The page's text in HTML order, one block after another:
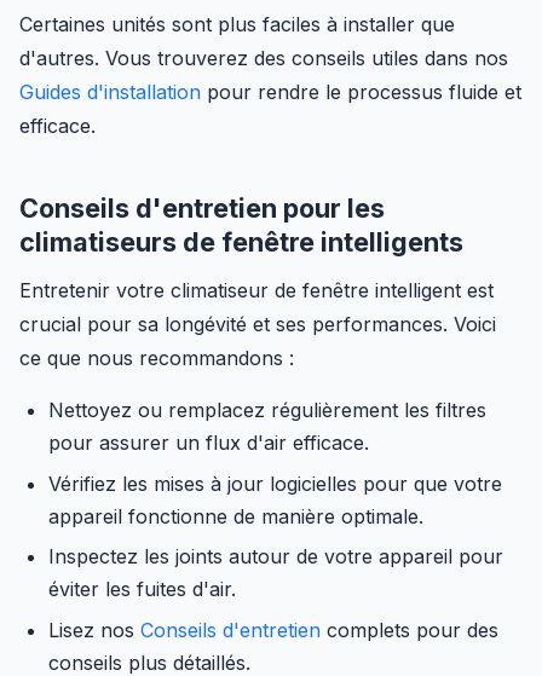
Certaines unités sont plus faciles à installer que
d'autres. Vous trouverez des conseils utiles dans nos
Guides d'installation pour rendre le processus fluide et
efficace.
Conseils d'entretien pour les
climatiseurs de fenêtre intelligents
Entretenir votre climatiseur de fenêtre intelligent est
crucial pour sa longévité et ses performances. Voici
ce que nous recommandons :
Nettoyez ou remplacez régulièrement les filtres
pour assurer un flux d'air efficace.
Vérifiez les mises à jour logicielles pour que votre
appareil fonctionne de manière optimale.
Inspectez les joints autour de votre appareil pour
éviter les fuites d'air.
Lisez nos Conseils d'entretien complets pour des
conseils plus détaillés.